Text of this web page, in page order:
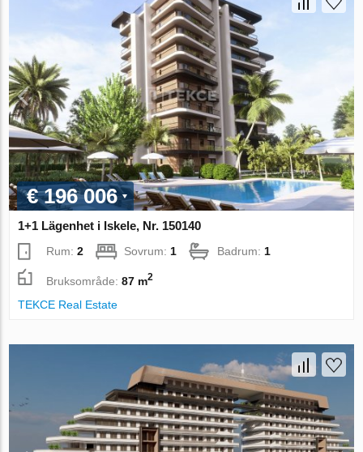
€ 196 006
1+1 Lägenhet i Iskele, Nr. 150140
Rum:2 Sovrum: 1 Badrum: 1
Bruksområde:87 m2
TEKCE Real Estate